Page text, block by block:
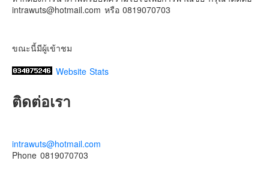
intrawuts@hotmail.com หรือ 0819070703
ขณะนี้มีผู้เข้าชม
Website Stats
ติดต่อเรา
intrawuts@hotmail.com
Phone 0819070703